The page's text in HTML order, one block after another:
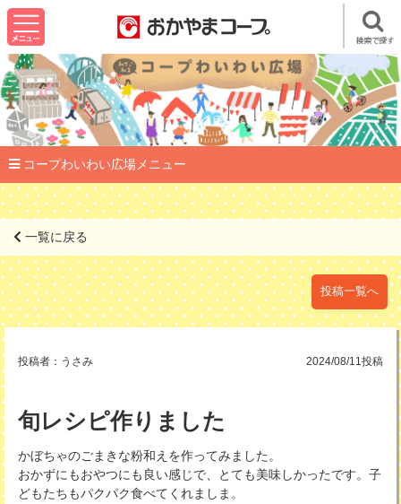
コープわいわい広場メニュー
一覧に戻る
投稿一覧へ
投稿者： うさみ 2024/08/11投稿
旬レシピ作りました
かぼちゃのごまきな粉和えを作ってみました。
おかずにもおやつにも良い感じで、とても美味しかったです。子
どもたちもパクパク食べてくれましま。